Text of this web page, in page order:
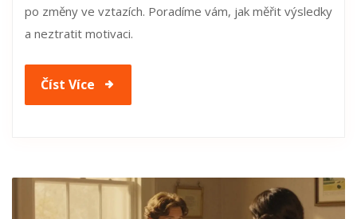
po změny ve vztazích. Poradíme vám, jak měřit výsledky
a neztratit motivaci.
Číst Více